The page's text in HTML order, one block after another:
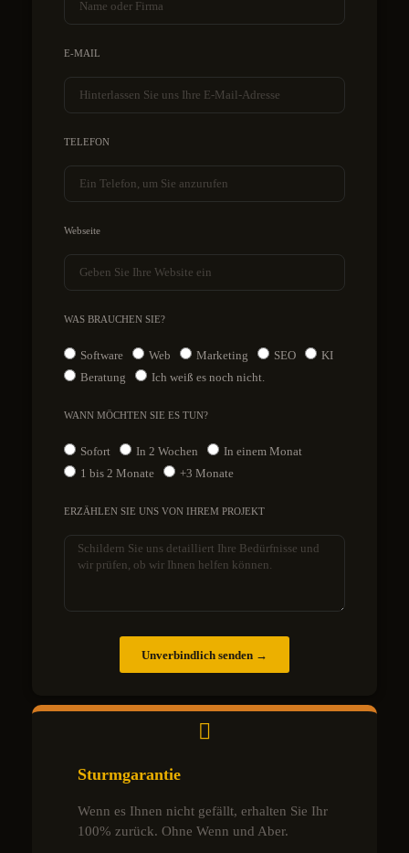
E-MAIL
TELEFON
Webseite
WAS BRAUCHEN SIE?
Software Web Marketing SEO
KI
Beratung
Ich weiß es noch nicht.
WANN MÖCHTEN SIE ES TUN?
Sofort In 2 Wochen
In einem Monat
1 bis 2 Monate
+3 Monate
ERZÄHLEN SIE UNS VON IHREM PROJEKT
Unverbindlich senden →
Sturmgarantie
Wenn es Ihnen nicht gefällt, erhalten Sie Ihr
100% zurück. Ohne Wenn und Aber.